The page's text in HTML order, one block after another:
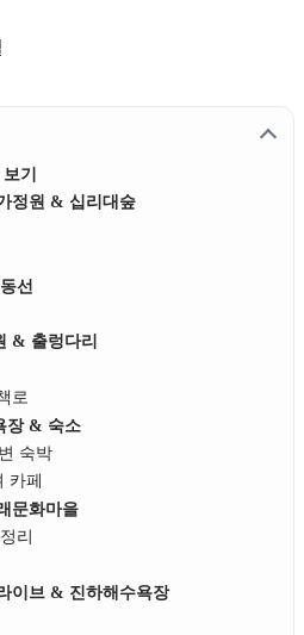
기
정원 & 십리대숲
선
& 출렁다리
로
장 & 숙소
숙박
카페
문화마을
리
이브 & 진하해수욕장